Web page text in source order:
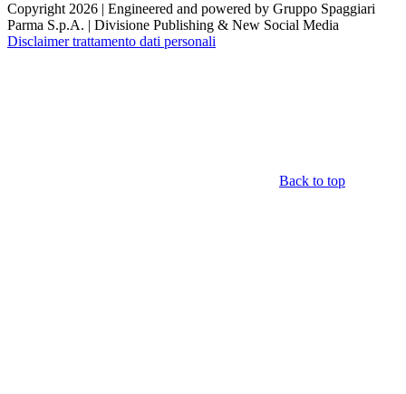
Copyright 2026 | Engineered and powered by Gruppo Spaggiari
Parma S.p.A. | Divisione Publishing & New Social Media
Disclaimer trattamento dati personali
Back to top